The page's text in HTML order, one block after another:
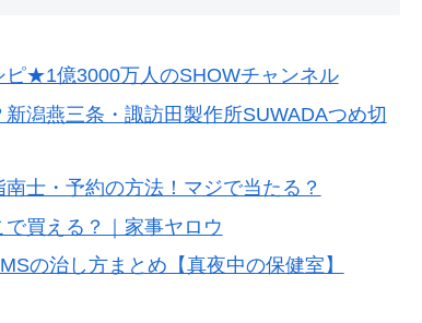
ピ★1億3000万人のSHOWチャンネル
潟燕三条・諏訪田製作所SUWADAつめ切
士・予約の方法！マジで当たる？
買える？｜家事ヤロウ
の治し方まとめ【真夜中の保健室】